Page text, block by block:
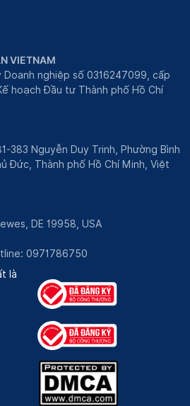
VIETNAM
nghiệp số 0316247099, cấp
hoạch Đầu tư Thành phố Hồ Chí
383 Nguyễn Duy Trinh, Phường Bình
Đức, Thành phố Hồ Chí Minh, Việt
DE 19958, USA
0971786750
là